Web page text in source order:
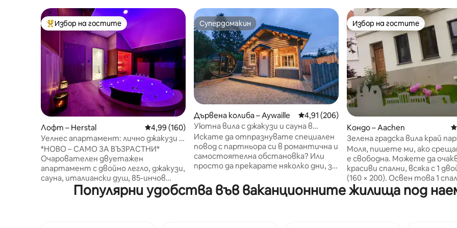
Най-популярен избор на гостите
Избор на гостите
Лофт – Herstal Средна оценка: 4,99 от 5, 160 отзива
4,99 (160)
Уелнес апартамент: лично джакузи и
сауна
*НОВО – САМО ЗА ВЪЗРАСТНИ*
Очарователен двуетажен
апартамент с двойно легло, джакузи,
сауна, италиански душ, 85-инчов
смарт телевизор и запазено място
за паркиране пред входа 🅿️
Супердомакин
Супердомакин
Дървена колиба – Aywaille Средна оценка: 4,91 от 5, 206 отзива
4,91 (206)
Уютна вила с джакузи и сауна в
невероятен район
Искате да отпразнувате специален
повод с партньора си в романтична и
самостоятелна обстановка? Или
просто да прекарате няколко дни, за
градове? След това се отбийте в
тази уютна и новопостроена
Избор на гостите
Избор на гостите
Кондо – Aachen
Зелена градска вила край
Моля, пишете ми, ако
е свободна. Можете да очаквате 2
красиви спални, всяка с 1
(160 × 200). Освен това 1
200) и 1 много удобен
диван (130 × 200), както и
Популярни удобства във ваканционните жилища под